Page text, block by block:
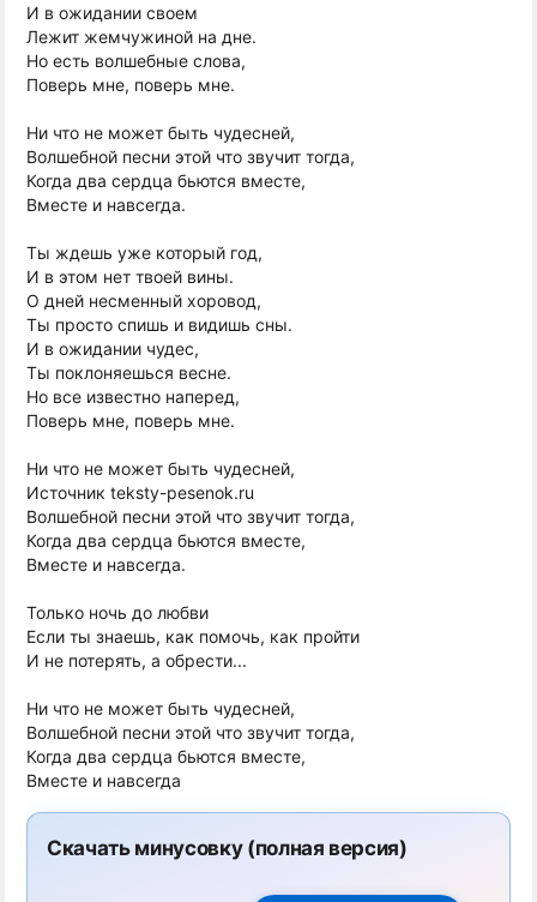
И в ожидании своем
Лежит жемчужиной на дне.
Но есть волшебные слова,
Поверь мне, поверь мне.
Ни что не может быть чудесней,
Волшебной песни этой что звучит тогда,
Когда два сердца бьются вместе,
Вместе и навсегда.
Ты ждешь уже который год,
И в этом нет твоей вины.
О дней несменный хоровод,
Ты просто спишь и видишь сны.
И в ожидании чудес,
Ты поклоняешься весне.
Но все известно наперед,
Поверь мне, поверь мне.
Ни что не может быть чудесней,
Источник teksty-pesenok.ru
Волшебной песни этой что звучит тогда,
Когда два сердца бьются вместе,
Вместе и навсегда.
Только ночь до любви
Если ты знаешь, как помочь, как пройти
И не потерять, а обрести...
Ни что не может быть чудесней,
Волшебной песни этой что звучит тогда,
Когда два сердца бьются вместе,
Вместе и навсегда
Скачать минусовку (полная версия)